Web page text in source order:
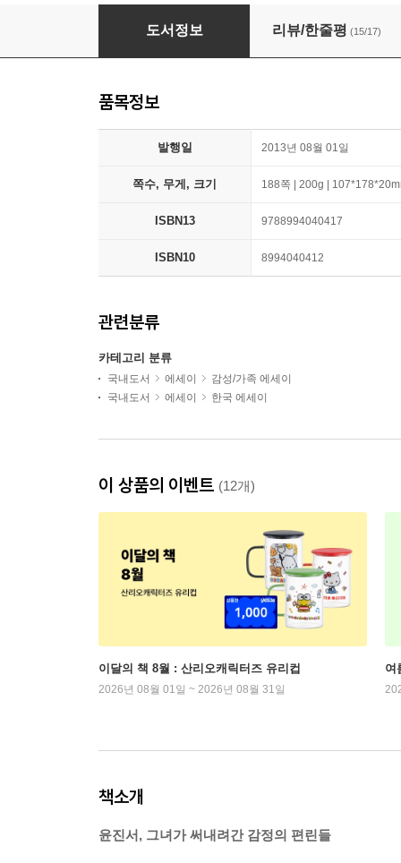
비브르 사 비
도서정보 리뷰/한줄평 (15/17)
품목정보
발행일 2013년 08월 01일
쪽수, 무게, 크기 188쪽 | 200g |
ISBN13 9788994040417
ISBN10 8994040412
관련분류
카테고리 분류
국내도서 에세이
감성/가족 에세이
국내도서
에세이 한국 에세이
이 상품의 이벤트 (12개)
이달의 책 8월 : 산리오캐릭터즈 유리컵
2026년 08월 01일 ~ 2026년 08월 31일
여
책소개
윤진서, 그녀가 써내려간 감정의 편린들